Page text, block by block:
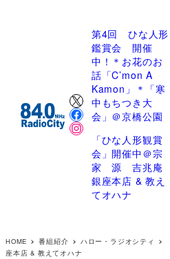
X
Facebook
Instagram
第4回 ひな人形
鑑賞会 開催
中！＊お花のお
話「C’mon A
Kamon」＊「寒
中もちつき大
会」＠京橋公園
「ひな人形観賞
会」開催中＠宗
家 源 吉兆庵
銀座本店 & 教え
てオハナ
HOME 番組紹介 ハロー・ラジオシティ
座本店 & 教えてオハナ